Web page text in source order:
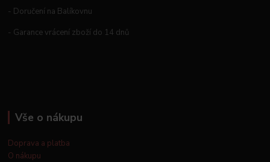
- Doručení na Balíkovnu
- Garance vrácení zboží do 14 dnů
Vše o nákupu
Doprava a platba
O nákupu